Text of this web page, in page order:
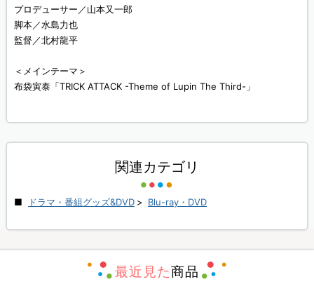
プロデューサー／山本又一郎
脚本／水島力也
監督／北村龍平
＜メインテーマ＞
布袋寅泰「TRICK ATTACK -Theme of Lupin The Third-」
関連カテゴリ
ドラマ・番組グッズ&DVD > Blu-ray・DVD
最近見た商品